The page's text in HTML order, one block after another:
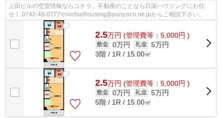
上田ビルの空室情報ならコチラ。不動産のことなら日栄ハウジングにお任
せ！ 0742-48-0777やnichieihousing@pony.ocn.ne.jpからご相談下さい。
2.5万円 (管理費等：5,000円 )
敷金 0万円 礼金 5万円
3階 / 1R / 15.00㎡
2.5万円 (管理費等：5,000円 )
敷金 0万円 礼金 5万円
5階 / 1R / 15.00㎡